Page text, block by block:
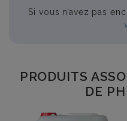
Si vous n’avez pas
PRODUITS
DE